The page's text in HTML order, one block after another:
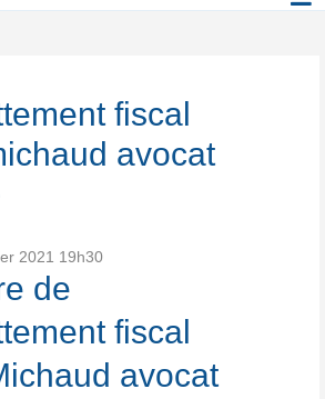
fiscal
avocat
2021 19h30
de
fiscal
avocat